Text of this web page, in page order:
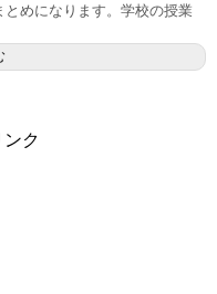
とめになります。学校の授業
ク